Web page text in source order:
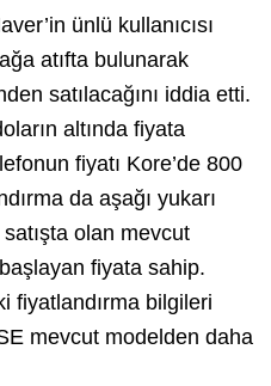
ünlü kullanıcısı
atıfta bulunarak
satılacağını iddia etti.
altında fiyata
fiyatı Kore’de 800
da aşağı yukarı
olan mevcut
fiyata sahip.
fiyatlandırma bilgileri
mevcut modelden daha